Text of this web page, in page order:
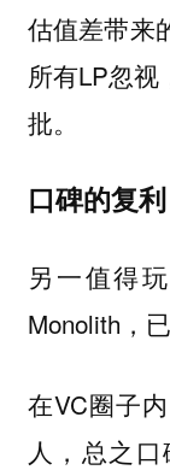
估值差带来
所有LP忽
批。
口碑的复利
另一值得
Monolith，
在VC圈子
人，总之